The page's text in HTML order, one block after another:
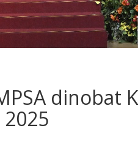
dinobat